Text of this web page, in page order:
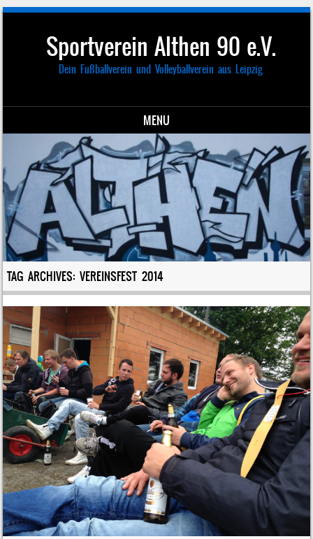
Sportverein Althen 90 e.V.
Dein Fußballverein und Volleyballverein aus Leipzig
MENU
Skip to content
TAG ARCHIVES:VEREINSFEST 2014